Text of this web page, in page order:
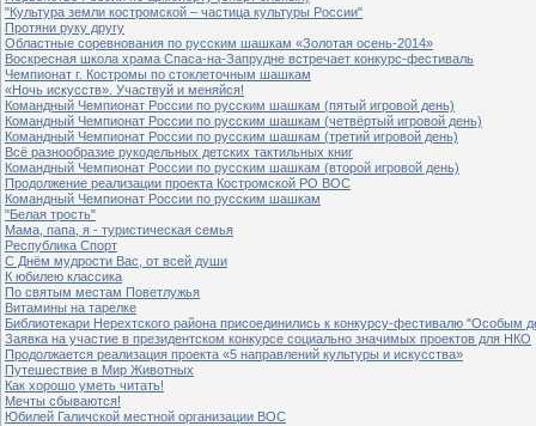
"Культура земли костромской – частица культуры России"
Протяни руку другу
Областные соревнования по русским шашкам «Золотая осень-2014»
Воскресная школа храма Спаса-на-Запрудне встречает конкурс-фестиваль
Чемпионат г. Костромы по стоклеточным шашкам
«Ночь искусств». Участвуй и меняйся!
Командный Чемпионат России по русским шашкам (пятый игровой день)
Командный Чемпионат России по русским шашкам (четвёртый игровой день)
Командный Чемпионат России по русским шашкам (третий игровой день)
Всё разнообразие рукодельных детских тактильных книг
Командный Чемпионат России по русским шашкам (второй игровой день)
Продолжение реализации проекта Костромской РО ВОС
Командный Чемпионат России по русским шашкам
"Белая трость"
Мама, папа, я - туристическая семья
Республика Спорт
С Днём мудрости Вас, от всей души
К юбилею классика
По святым местам Поветлужья
Витамины на тарелке
Библиотекари Нерехтского района присоединились к конкурсу-фестивалю "Особым
Заявка на участие в президентском конкурсе социально значимых проектов для НКО
Продолжается реализация проекта «5 направлений культуры и искусства»
Путешествие в Мир Животных
Как хорошо уметь читать!
Мечты сбываются!
Юбилей Галичской местной организации ВОС